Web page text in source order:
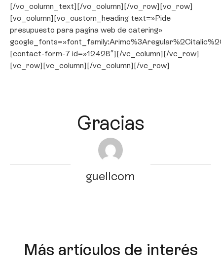
[/vc_column_text][/vc_column][/vc_row][vc_row]
[vc_column][vc_custom_heading text=»Pide
presupuesto para pagina web de catering»
[contact-form-7 id=»12428″][/vc_column][/vc_row]
[vc_row][vc_column][/vc_column][/vc_row]
Gracias
guellcom
Más artículos de interés